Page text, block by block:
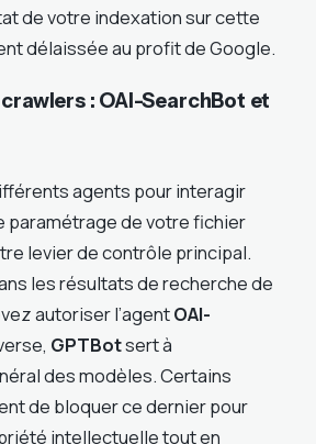
de votre indexation sur cette
délaissée au profit de Google.
: OAI-SearchBot et
agents pour interagir
paramétrage de votre fichier
levier de contrôle principal.
les résultats de recherche de
autoriser l’agentOAI-
GPTBotsert à
des modèles. Certains
de bloquer ce dernier pour
intellectuelle tout en